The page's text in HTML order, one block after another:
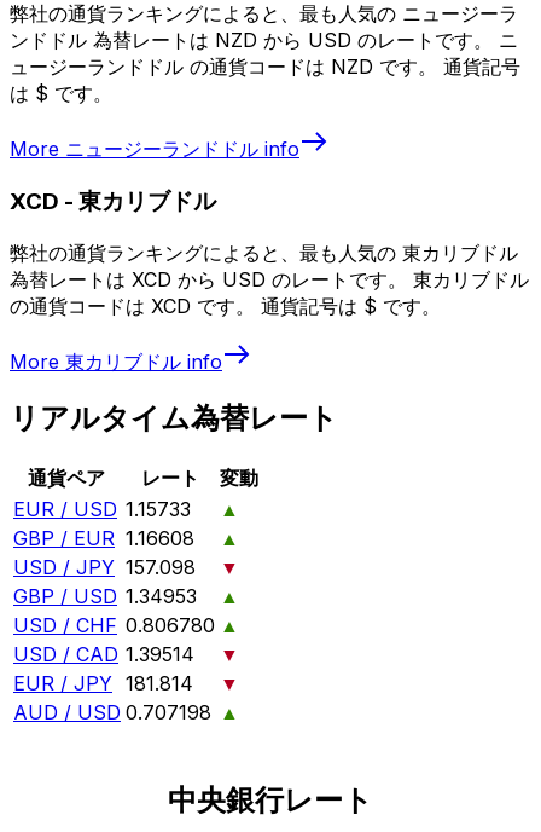
弊社の通貨ランキングによると、最も人気の ニュージーラ
ンドドル 為替レートは NZD から USD のレートです。 ニ
ュージーランドドル の通貨コードは NZD です。 通貨記号
は $ です。
More ニュージーランドドル info
XCD - 東カリブドル
弊社の通貨ランキングによると、最も人気の 東カリブドル
為替レートは XCD から USD のレートです。 東カリブドル
の通貨コードは XCD です。 通貨記号は $ です。
More 東カリブドル info
リアルタイム為替レート
通貨ペア レート
変動
EUR / USD 1.15733
▲
GBP / EUR 1.16608
▲
USD / JPY 157.098
▼
GBP / USD 1.34953
▲
USD / CHF 0.806780 ▲
USD / CAD 1.39514
▼
EUR / JPY 181.814
▼
AUD / USD 0.707198 ▲
中央銀行レート